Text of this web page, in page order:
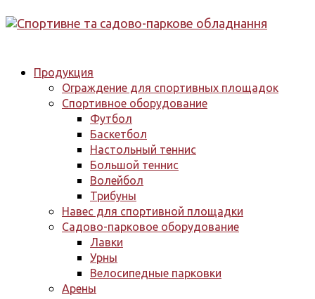
Продукция
Ограждение для спортивных площадок
Спортивное оборудование
Футбол
Баскетбол
Настольный теннис
Большой теннис
Волейбол
Трибуны
Навес для спортивной площадки
Садово-парковое оборудование
Лавки
Урны
Велосипедные парковки
Арены